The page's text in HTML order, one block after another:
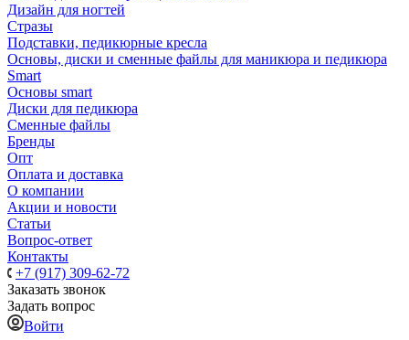
Дизайн для ногтей
Стразы
Подставки, педикюрные кресла
Основы, диски и сменные файлы для маникюра и педикюра
Smart
Основы smart
Диски для педикюра
Сменные файлы
Бренды
Опт
Оплата и доставка
О компании
Акции и новости
Статьи
Вопрос-ответ
Контакты
+7 (917) 309-62-72
Заказать звонок
Задать вопрос
Войти